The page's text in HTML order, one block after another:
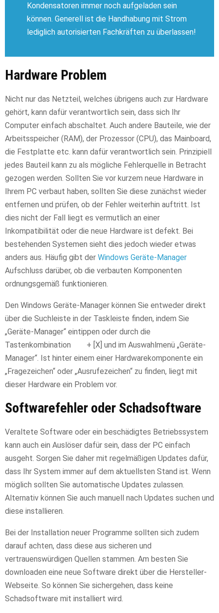
Kondensatoren immer noch aufgeladen sein
können. Generell ist die Handhabung mit Strom
lediglich autorisierten Fachkräften zu überlassen!
Hardware Problem
Nicht nur das Netzteil, welches übrigens auch zur Hardware
gehört, kann dafür verantwortlich sein, dass sich Ihr
Computer einfach abschaltet. Auch andere Bauteile, wie der
Arbeitsspeicher (RAM), der Prozessor (CPU), das Mainboard,
die Festplatte etc. kann dafür verantwortlich sein. Prinzipiell
jedes Bauteil kann zu als mögliche Fehlerquelle in Betracht
gezogen werden. Sollten Sie vor kurzem neue Hardware in
Ihrem PC verbaut haben, sollten Sie diese zunächst wieder
entfernen und prüfen, ob der Fehler weiterhin auftritt. Ist
dies nicht der Fall liegt es vermutlich an einer
Inkompatibilität oder die neue Hardware ist defekt. Bei
bestehenden Systemen sieht dies jedoch wieder etwas
anders aus. Häufig gibt der Windows Geräte-Manager
Aufschluss darüber, ob die verbauten Komponenten
ordnungsgemäß funktionieren.
Den Windows Geräte-Manager können Sie entweder direkt
über die Suchleiste in der Taskleiste finden, indem Sie
„Geräte-Manager“ eintippen oder durch die
Tastenkombination
+ [X] und im Auswahlmenü „Geräte-
Manager“. Ist hinter einem einer Hardwarekomponente ein
„Fragezeichen“ oder „Ausrufezeichen“ zu finden, liegt mit
dieser Hardware ein Problem vor.
Softwarefehler oder Schadsoftware
Veraltete Software oder ein beschädigtes Betriebssystem
kann auch ein Auslöser dafür sein, dass der PC einfach
ausgeht. Sorgen Sie daher mit regelmäßigen Updates dafür,
dass Ihr System immer auf dem aktuellsten Stand ist. Wenn
möglich sollten Sie automatische Updates zulassen.
Alternativ können Sie auch manuell nach Updates suchen und
diese installieren.
Bei der Installation neuer Programme sollten sich zudem
darauf achten, dass diese aus sicheren und
vertrauenswürdigen Quellen stammen. Am besten Sie
downloaden eine neue Software direkt über die Hersteller-
Webseite. So können Sie sichergehen, dass keine
Schadsoftware mit installiert wird.